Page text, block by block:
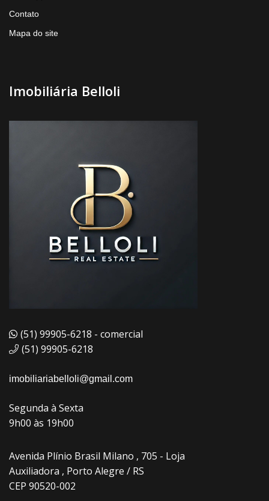
Contato
Mapa do site
Imobiliária Belloli
(51) 99905-6218 - comercial
(51) 99905-6218
imobiliariabelloli@gmail.com
Segunda à Sexta
9h00 às 19h00
Avenida Plínio Brasil Milano , 705 - Loja
Auxiliadora , Porto Alegre / RS
CEP 90520-002